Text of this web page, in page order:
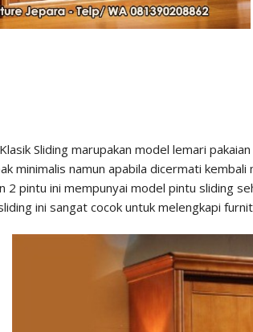
Sliding marupakan model lemari
minimalis namun apabila dicermati
2 pintu ini mempunyai model pintu sliding
ini sangat cocok untuk melengkapi